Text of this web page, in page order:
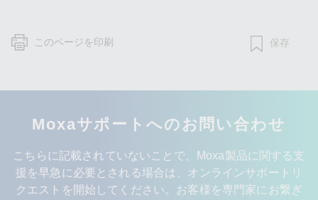
このページを印刷 保存
Moxaサポートへのお問い合わせ
こちらに記載されていないことで、Moxa製品に関する支
援を早急に必要とされる場合は、オンラインサポートリ
クエストを開始してください。お客様を専門家にお繋ぎ